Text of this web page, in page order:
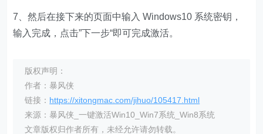
7、然后在接下来的页面中输入 Windows10 系统密钥，
输入完成，点击”下一步“即可完成激活。
版权声明：
作者：暴风侠
链接： https://xitongmac.com/jihuo/105417.html
来源：暴风侠_一键激活Win10_Win7系统_Win8系统
文章版权归作者所有，未经允许请勿转载。